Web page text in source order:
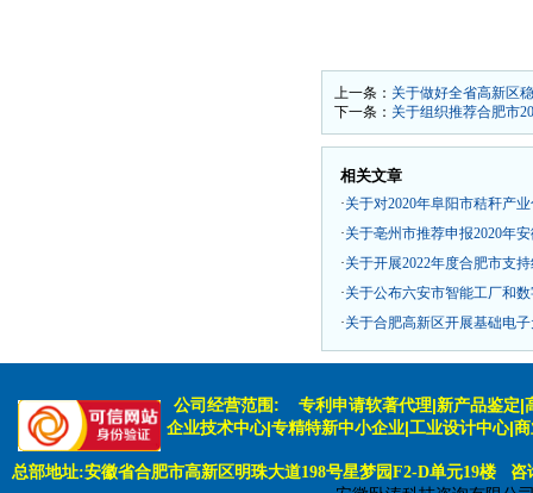
上一条： 关于做好全省高新区
下一条： 关于组织推荐合肥市
相关文章
·关于对2020年阜阳市秸秆产
·关于亳州市推荐申报2020年
·关于开展2022年度合肥市支
·关于公布六安市智能工厂和
·关于合肥高新区开展基础电
公司经营范围:
专利申请软著代理|新产品鉴定|
企业技术中心|专精特新中小企业|工业设计中心|
总部地址:安徽省合肥市高新区明珠大道198号星梦园F2-D单元19楼 咨